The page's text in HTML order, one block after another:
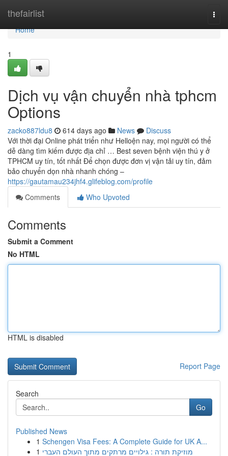
thefairlist
Home
Home
1
Dịch vụ vận chuyển nhà tphcm
Options
zacko887ldu8 614 days ago News
Discuss
Với thời đại Online phát triển như Helloện nay, mọi người có thể
dễ dàng tìm kiếm được địa chỉ … Best seven bệnh viện thú y ở
TPHCM uy tín, tốt nhất Để chọn được đơn vị vận tải uy tín, đảm
bảo chuyển dọn nhà nhanh chóng –
https://gautamau234jhf4.glifeblog.com/profile
Comments
Who Upvoted
Comments
Submit a Comment
No HTML
HTML is disabled
Report Page
Search
Go
Published News
1 Schengen Visa Fees: A Complete Guide for UK A...
1 מוזיקת תורה : גילויים מרתקים מתוך העולם העברי